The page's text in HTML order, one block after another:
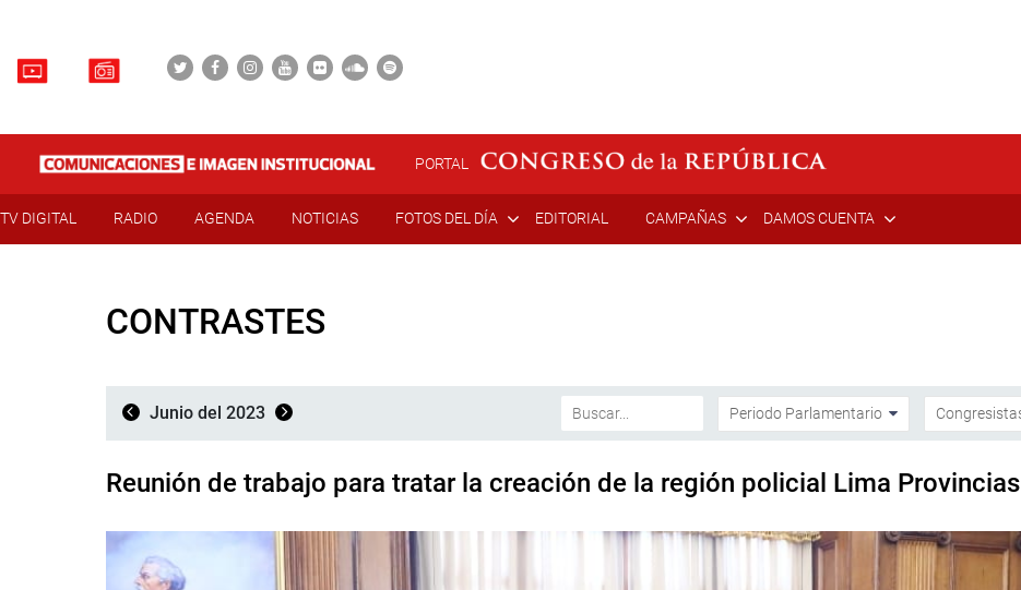
PORTAL
TV DIGITAL RADIO AGENDA NOTICIAS FOTOS DEL DÍA EDITORIAL CAMPAÑAS DAMOS CUENTA
CONTRASTES
Junio del 2023
Reunión de trabajo para tratar la creación de la región policial Lima Provincias